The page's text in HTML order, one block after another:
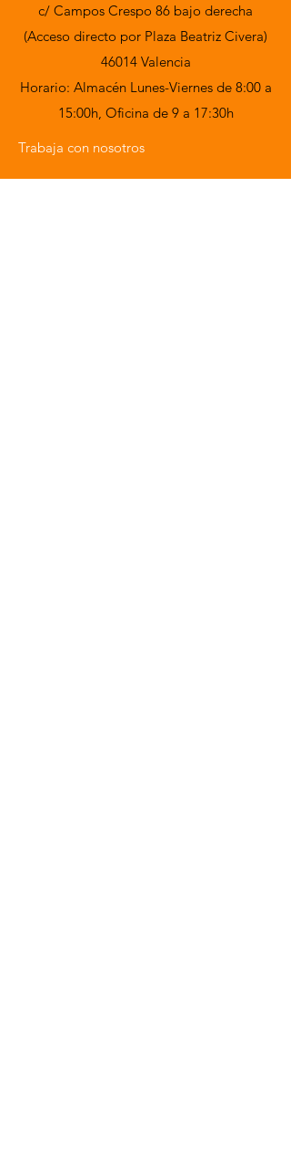
c/ Campos Crespo 86 bajo derecha
(Acceso directo por Plaza Beatriz Civera)
46014 Valencia
Horario: Almacén Lunes-Viernes de 8:00 a
15:00h, Oficina de 9 a 17:30h
Trabaja con nosotros